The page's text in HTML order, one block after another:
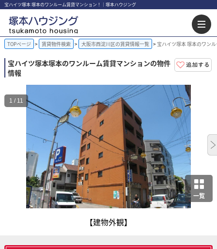
宝ハイツ塚本 塚本のワンルーム賃貸マンション！｜塚本ハウジング
TOPページ 賃貸物件検索 大阪市西淀川区の賃貸情報一覧 宝ハイツ塚本 塚本のワン
宝ハイツ塚本塚本のワンルーム賃貸マンションの物件
情報
一覧
【建物外観】
1 / 11